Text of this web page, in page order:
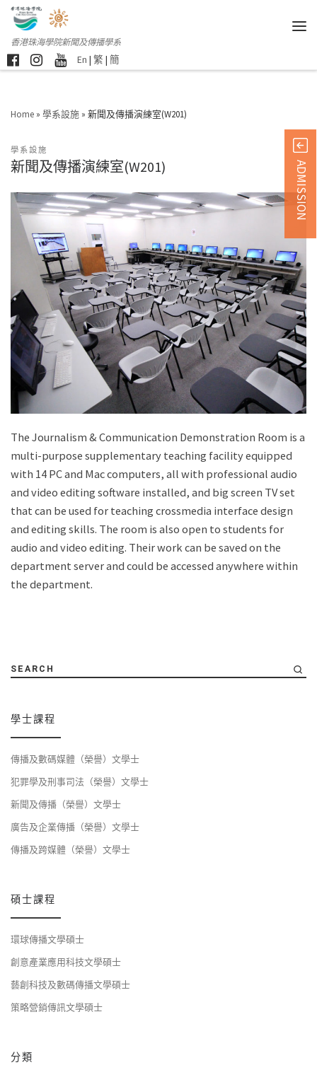
香港珠海學院新聞及傳播學系
En | 繁 | 簡
Home » 學系設施 » 新聞及傳播演練室(W201)
學系設施
新聞及傳播演練室(W201)
The Journalism & Communication Demonstration Room is a
multi-purpose supplementary teaching facility equipped
with 14 PC and Mac computers, all with professional audio
and video editing software installed, and big screen TV set
that can be used for teaching crossmedia interface design
and editing skills. The room is also open to students for
audio and video editing. Their work can be saved on the
department server and could be accessed anywhere within
the department.
SEARCH
學士課程
傳播及數碼媒體（榮譽）文學士
犯罪學及刑事司法（榮譽）文學士
新聞及傳播（榮譽）文學士
廣告及企業傳播（榮譽）文學士
傳播及跨媒體（榮譽）文學士
碩士課程
環球傳播文學碩士
創意產業應用科技文學碩士
藝創科技及數碼傳播文學碩士
策略營銷傳訊文學碩士
分類
ADMISSION